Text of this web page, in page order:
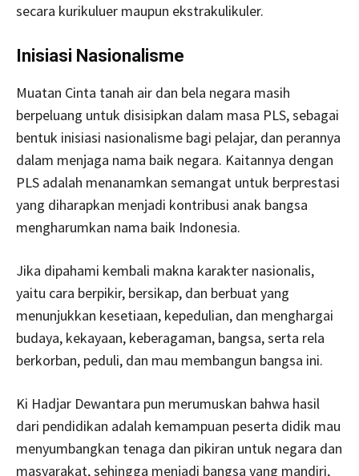
secara kurikuluer maupun ekstrakulikuler.
Inisiasi Nasionalisme
Muatan Cinta tanah air dan bela negara masih
berpeluang untuk disisipkan dalam masa PLS, sebagai
bentuk inisiasi nasionalisme bagi pelajar, dan perannya
dalam menjaga nama baik negara. Kaitannya dengan
PLS adalah menanamkan semangat untuk berprestasi
yang diharapkan menjadi kontribusi anak bangsa
mengharumkan nama baik Indonesia.
Jika dipahami kembali makna karakter nasionalis,
yaitu cara berpikir, bersikap, dan berbuat yang
menunjukkan kesetiaan, kepedulian, dan menghargai
budaya, kekayaan, keberagaman, bangsa, serta rela
berkorban, peduli, dan mau membangun bangsa ini.
Ki Hadjar Dewantara pun merumuskan bahwa hasil
dari pendidikan adalah kemampuan peserta didik mau
menyumbangkan tenaga dan pikiran untuk negara dan
masyarakat, sehingga menjadi bangsa yang mandiri,